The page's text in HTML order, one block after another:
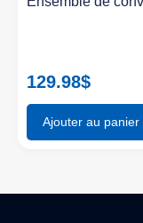
129.98$
Ajouter au panier